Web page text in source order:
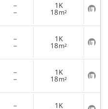
－
－
1K
18m² お
気
に
入
り
登
録
－
－
1K
18m² お
気
に
入
り
登
録
－
－
1K
18m² お
気
に
入
り
－ 1K